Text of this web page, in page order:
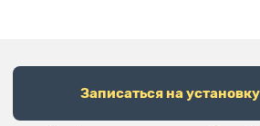
Записаться на установку